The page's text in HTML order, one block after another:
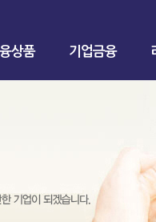
상품 기업금융